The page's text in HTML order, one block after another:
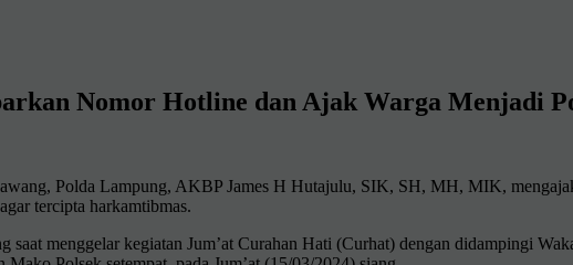
Nomor Hotline dan Ajak Warga Menjadi
Polda Lampung, AKBP James H Hutajulu, SIK, SH, MH, MIK, mengajak
tercipta harkamtibmas.
saat menggelar kegiatan Jum’at Curahan Hati (Curhat) dengan didampingi